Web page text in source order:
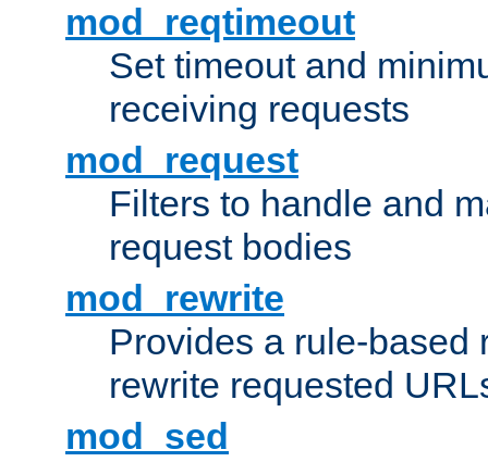
mod_reqtimeout
Set timeout and
receiving requests
mod_request
Filters to handle and
request bodies
mod_rewrite
Provides a rule-based
rewrite requested
mod_sed